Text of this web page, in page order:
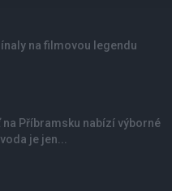
na filmovou legendu
Příbramsku nabízí výborné
je jen...